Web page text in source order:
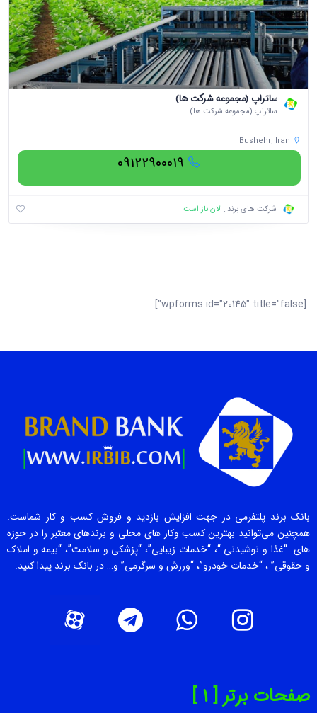
ساتراپ (مجموعه شرکت ها)
ساتراپ (مجموعه شرکت ها)
Bushehr, Iran
۰۹۱۲۲۹۰۰۰۱۹
شرکت های برند الان باز است
[wpforms id="20145" title="false"]
بانک برند پلتفرمی در جهت افزایش بازدید و فروش کسب و کار شماست.
همچنین می‌توانید بهترین کسب وکار های محلی و برندهای معتبر را در حوزه
های “غذا و نوشیدنی “، “خدمات زیبایی”، “پزشکی و سلامت”، “بیمه و املاک
و حقوقی” ، “خدمات خودرو”، “ورزش و سرگرمی” و… در بانک برند پیدا کنید.
صفحات برتر [ 1 ]